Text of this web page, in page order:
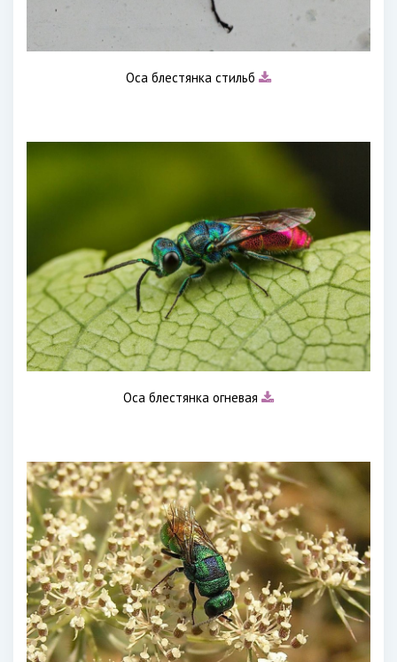
Оса блестянка стильб
Оса блестянка огневая